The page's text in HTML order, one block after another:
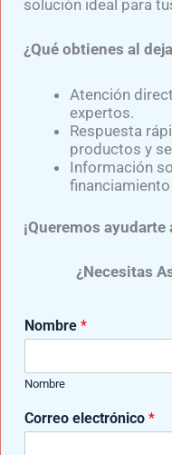
UNETE AL
Movimiento
este
Visita nuestras
solución ideal para
¿Qué obtienes al
Atención
expertos.
Respuesta
productos y
Información
¡Queremos
¿Necesitas
Nombre *
Nombre
¿
D
Correo electrónico *